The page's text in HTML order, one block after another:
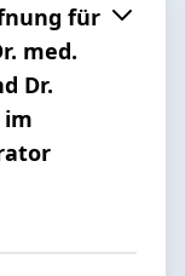
für
med.
Dr.
im